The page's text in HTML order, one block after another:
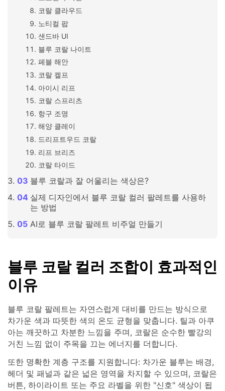
코랄 클라우드
노티컬 팝
샌드바 UI
블루 코랄 나이트
페블 해안
코랄 켈프
아이시 리프
코랄 스프리츠
항구 조명
해양 클레이
드리프트우드 코랄
리프 브리즈
코랄 타이드
블루 코랄과 잘 어울리는 색상은?
실제 디자인에서 블루 코랄 컬러 팔레트를 사용하
는 방법
AI로 블루 코랄 팔레트 비주얼 만들기
블루 코랄 컬러 조합이 효과적인
이유
블루 코랄 팔레트는 자연스럽게 대비를 만드는 방식으로
차가운 색과 따뜻한 색의 온도 균형을 맞춥니다. 틸과 아쿠
아는 깨끗하고 차분한 느낌을 주며, 코랄은 순수한 빨강의
거친 느낌 없이 주목을 끄는 에너지를 더합니다.
또한 명확한 계층 구조를 지원합니다: 차가운 블루는 배경,
헤더 및 패널과 같은 넓은 영역을 차지할 수 있으며, 코랄은
버튼, 하이라이트 또는 주요 라벨을 위한 "신호" 색상이 됩